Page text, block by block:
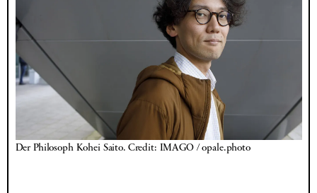
Der Philosoph Kohei Saito. Credit: IMAGO / opale.photo